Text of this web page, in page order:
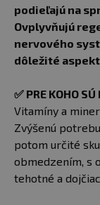
podieľajú na
Ovplyvňujú
nervového
dôležité
✅ PRE KOHO
Vitamíny a
Zvýšenú
potom určité
obmedzením, s
tehotné a